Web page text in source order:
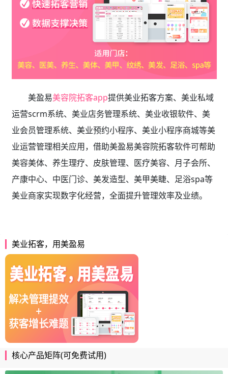
美盈易美容院拓客app提供美业拓客方案、美业私域
运营scrm系统、 美业店务管理系统、美业收银软件、美
业会员管理系统、美业预约小程序、美业小程序商城等美
业运营管理相关应用，借助美盈易美容院拓客软件可帮助
美容美体、养生理疗、皮肤管理、医疗美容、月子会所、
产康中心、中医门诊、美发造型、美甲美睫、足浴spa等
美业商家实现数字化经营，全面提升管理效率及业绩。
美业拓客，用美盈易
核心产品矩阵(可免费试用)